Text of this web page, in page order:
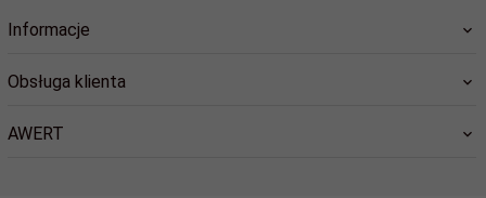
Informacje
Obsługa klienta
AWERT